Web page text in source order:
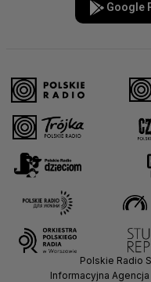
Google
Polskie Radio
Informacyjna